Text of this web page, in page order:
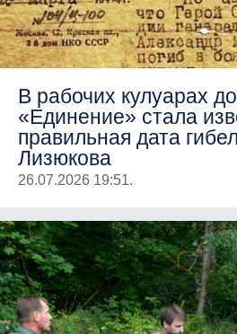
В рабочих кулуарах
«Единение» стала
правильная дата
Лизюкова
26.07.2026 19:51.